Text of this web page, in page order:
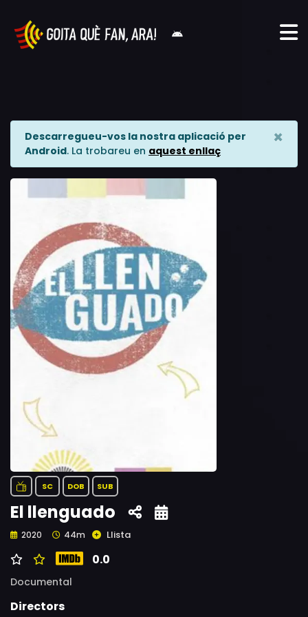
Descarregueu-vos la nostra aplicació per
Android. La trobareu en aquest enllaç
×
SC DOB SUB
El llenguado
2020 44m Llista
0.0
Documental
Directors